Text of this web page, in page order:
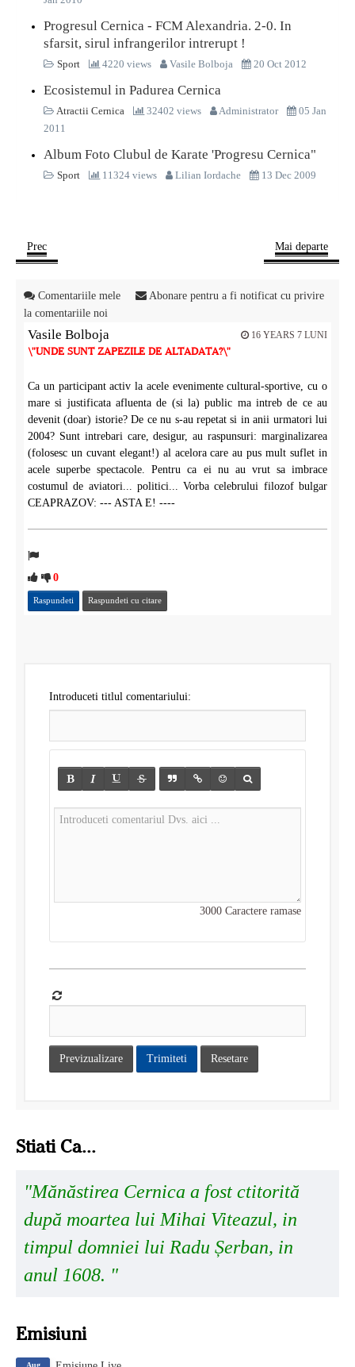
Progresul Cernica - FCM Alexandria. 2-0. In
sfarsit, sirul infrangerilor intrerupt !
Sport 4220 views Vasile Bolboja 20 Oct 2012
Ecosistemul in Padurea Cernica
Atractii Cernica 32402 views Administrator
05 Jan
2011
Album Foto Clubul de Karate 'Progresu Cernica"
Sport 11324 views Lilian Iordache 13 Dec 2009
Prec Mai departe
Comentariile mele
Abonare pentru a fi notificat cu privire
la comentariile noi
Vasile Bolboja 16 YEARS 7 LUNI
\"UNDE SUNT ZAPEZILE DE ALTADATA?\"
Ca un participant activ la acele evenimente cultural-sportive, cu o
mare si justificata afluenta de (si la) public ma intreb de ce au
devenit (doar) istorie? De ce nu s-au repetat si in anii urmatori lui
2004? Sunt intrebari care, desigur, au raspunsuri: marginalizarea
(folosesc un cuvant elegant!) al acelora care au pus mult suflet in
acele superbe spectacole. Pentru ca ei nu au vrut sa imbrace
costumul de aviatori... politici... Vorba celebrului filozof bulgar
CEAPRAZOV: --- ASTA E! ----
0
Raspundeti Raspundeti cu citare
Introduceti titlul comentariului:
3000 Caractere ramase
Previzualizare Trimiteti Resetare
Stiati Ca...
"Mănăstirea Cernica a fost ctitorită
după moartea lui Mihai Viteazul, in
timpul domniei lui Radu Șerban, in
anul 1608. "
Emisiuni
Aug